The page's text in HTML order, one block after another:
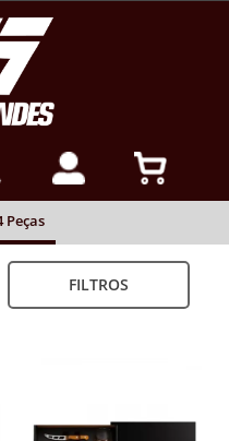
Peças
FILTROS